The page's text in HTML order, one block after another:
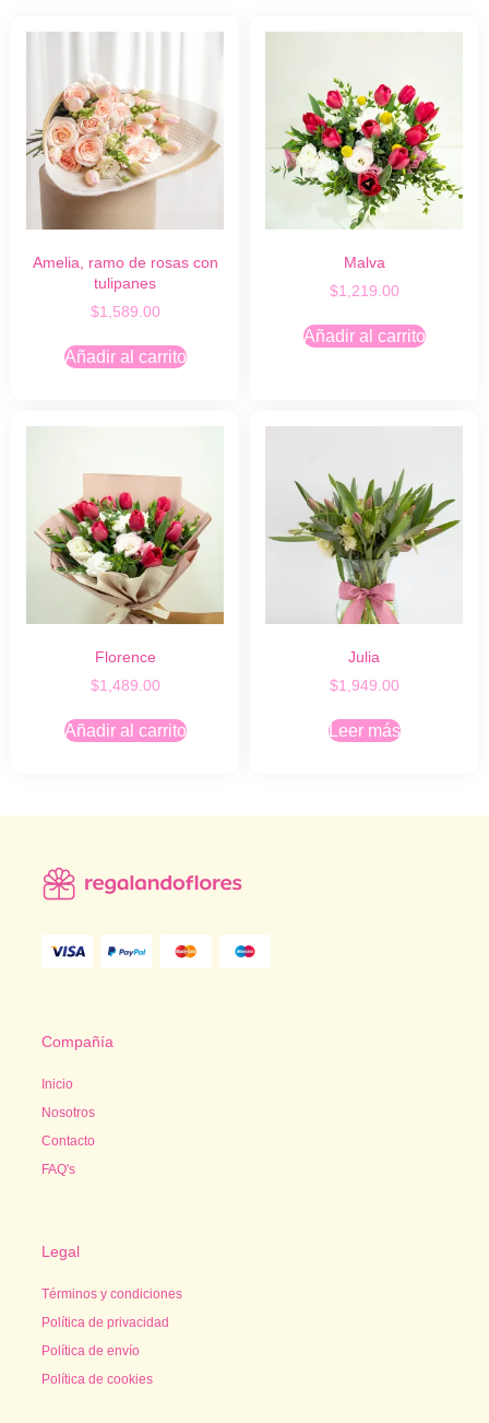
Amelia, ramo de rosas con
tulipanes
$1,589.00
Añadir al carrito
Malva
$1,219.00
Añadir al carrito
Florence
$1,489.00
Añadir al carrito
Julia
$1,949.00
Leer más
Compañía
Inicio
Nosotros
Contacto
FAQ's
Legal
Términos y condiciones
Política de privacidad
Política de envío
Política de cookies